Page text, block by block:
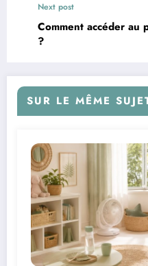
Next post
Comment accéder
?
SUR LE MÊME